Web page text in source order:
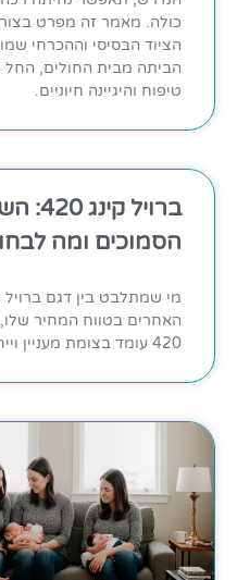
כולה. מאמר זה מפרט
הציוד הבסיסי וההכרחי
הביתה מבית החולים, החל
טיפוח והיגיינה חיוניים.
הסמוכים ומה
420 עומד בצומת מעניין וייחודי בתוך הקטלוג של